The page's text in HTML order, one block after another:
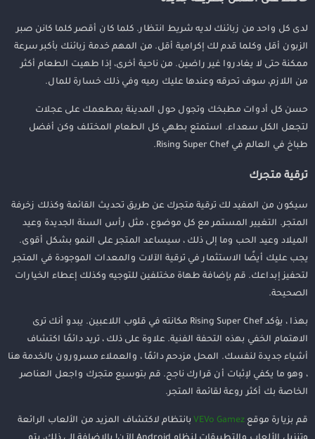
لدى كل واحد من زبائنك لديه شريط انتظار. كلما كان أقصر كلما كانن صبر
الزبون أقل وكلما قدم لك إكرامية أقل. من المهم خدمة زبائنك بأكبر سرعة
ممكنة حتى لا يغادروا غير راضين. من ناحية أخرى، إذا طهيت الطعام أكثر
من اللازم، سوف تحرقه وعندها عليك رميه وفي ذلك خسارة للمال.
حسن كل أدوات مطبخك وتجول حول المدينة بمطعمك على عجلات
لتجعل الكل سعداء. استمتع بطهي كل الطعام المختلف وكن أفضل
طباخ في العالم في Rising Super Chef.
ترقية متجرك
سيكون من المفيد لك ترقية متجرك عن طريق تحديث القائمة وكذلك زخرفة
المتجر. التغيير المستمر مع كل موضوع ، مثل رأس السنة الجديدة وعيد
الميلاد وعيد الحب وما إلى ذلك ، سيساعد المتجر على النمو بشكل أقوى.
يجب عليك أيضًا الاستثمار في ترقية الآلات والمعدات الموجودة في المتجر
لتحفيز إبداعك. قم بإضافة طهاة مختلفين للتوجيه وكذلك إعطاء الخيارات
الصحيحة.
بهذا ، يؤكد Rising Super Chef مكانته في قلوب اللاعبين. يبدو أنك ترى
الاهتمام الخفي بهذه التحفة الفنية. علاوة على ذلك ، تريد دائمًا اكتشاف
أشياء جديدة لنفسك. المحل مزدحم دائمًا ، والعملاء مسرورون بالخدمة هنا
، وهو ما يكفي لإثبات أن قرارك ناجح. قم بتوسيع متجرك واجعل العناصر
الخاصة بك أكثر روعة لقائمة المتجر.
قم بزيارة موقع VEVo Gamez بانتظام لاكتشاف المزيد من الألعاب الرائعة